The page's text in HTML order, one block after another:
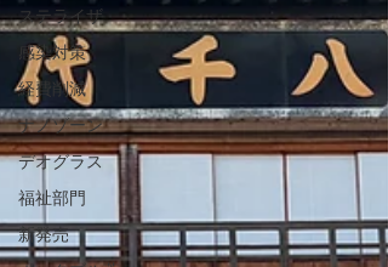
ステライザ
感染対策
経費削減
ナノゾーン
デオグラス
福祉部門
新発売